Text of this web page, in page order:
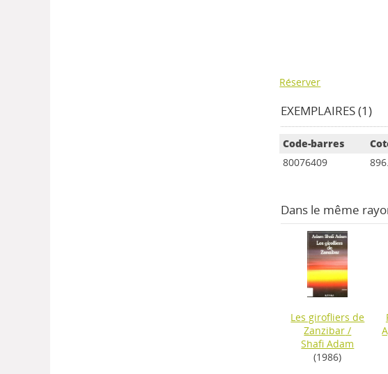
Réserver
EXEMPLAIRES (1)
Code-barres
80076409
Dans le même
Les girofliers de
Zanzibar /
Shafi Adam
(1986)